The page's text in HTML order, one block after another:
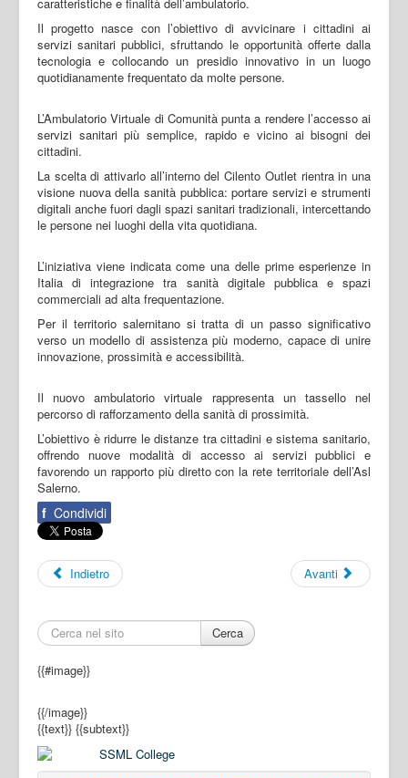
Il progetto nasce con l’obiettivo di avvicinare i cittadini ai
servizi sanitari pubblici, sfruttando le opportunità offerte dalla
tecnologia e collocando un presidio innovativo in un luogo
quotidianamente frequentato da molte persone.
L’Ambulatorio Virtuale di Comunità punta a rendere l’accesso ai
servizi sanitari più semplice, rapido e vicino ai bisogni dei
cittadini.
La scelta di attivarlo all’interno del Cilento Outlet rientra in una
visione nuova della sanità pubblica: portare servizi e strumenti
digitali anche fuori dagli spazi sanitari tradizionali, intercettando
le persone nei luoghi della vita quotidiana.
L’iniziativa viene indicata come una delle prime esperienze in
Italia di integrazione tra sanità digitale pubblica e spazi
commerciali ad alta frequentazione.
Per il territorio salernitano si tratta di un passo significativo
verso un modello di assistenza più moderno, capace di unire
innovazione, prossimità e accessibilità.
Il nuovo ambulatorio virtuale rappresenta un tassello nel
percorso di rafforzamento della sanità di prossimità.
L’obiettivo è ridurre le distanze tra cittadini e sistema sanitario,
offrendo nuove modalità di accesso ai servizi pubblici e
favorendo un rapporto più diretto con la rete territoriale dell’Asl
Salerno.
f Condividi
Indietro Avanti
Cerca
{{#image}}
{{/image}}
{{text}} {{subtext}}